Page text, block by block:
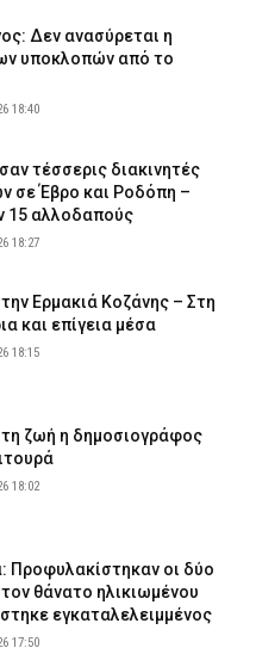
Δεν ανασύρεται η
υποκλοπών από το
18:40
τέσσερις διακινητές
σε Έβρο και Ροδόπη –
15 αλλοδαπούς
18:27
Ερμακιά Κοζάνης – Στη
και επίγεια μέσα
18:15
ζωή η δημοσιογράφος
18:02
Προφυλακίστηκαν οι δύο
θάνατο ηλικιωμένου
εγκαταλελειμμένος
17:50